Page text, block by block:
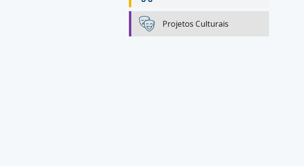
Projetos Culturais